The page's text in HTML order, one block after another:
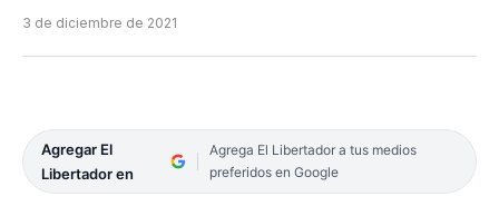
3 de diciembre de 2021
Agregar El
Libertador en
Agrega El Libertador a tus medios
preferidos en Google